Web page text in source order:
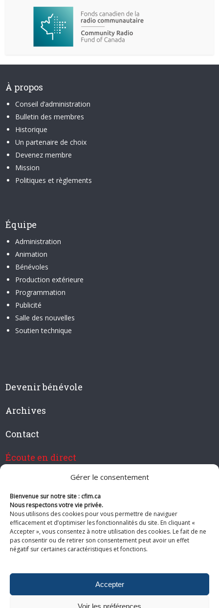
Gérer le consentement
Bienvenue sur notre site : cfim.ca
Nous respectons votre vie privée.
Nous utilisons des cookies pour vous permettre de naviguer
efficacement et d’optimiser les fonctionnalités du site. En cliquant «
Accepter », vous consentez à notre utilisation des cookies. Le fait de ne
pas consentir ou de retirer son consentement peut avoir un effet
négatif sur certaines caractéristiques et fonctions.
Accepter
Voir les préférences
À propos
Conseil d’administration
Bulletin des membres
Historique
Un partenaire de choix
Devenez membre
Mission
Politiques et règlements
Équipe
Administration
Animation
Bénévoles
Production extérieure
Programmation
Publicité
Salle des nouvelles
Soutien technique
Devenir bénévole
Archives
Contact
Écoute en direct
Devenir membre de CFIM
Suivez-nous